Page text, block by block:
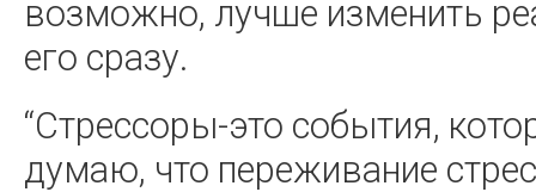
возможно, лучше изменить
его сразу.
“Стрессоры-это события,
думаю, что переживание